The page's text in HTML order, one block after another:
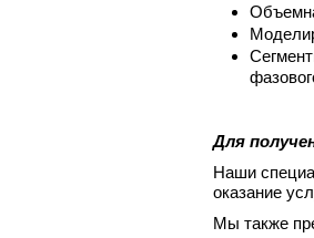
Для
Наши
оказание
Мы также